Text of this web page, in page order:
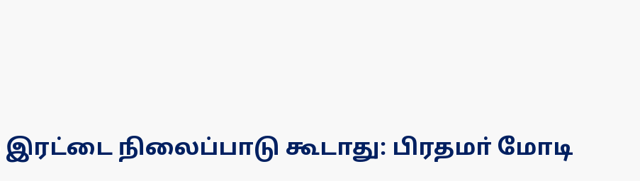
நிலைப்பாடு கூடாது: பிரதமா் மோடி